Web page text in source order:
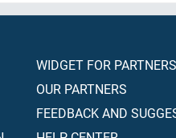
WIDGET FOR PARTNERS
OUR PARTNERS
FEEDBACK AND